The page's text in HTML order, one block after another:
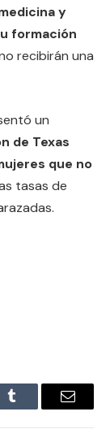
y
formación
recibirán una
un
de Texas
que no
tasas de
Tumblr Email